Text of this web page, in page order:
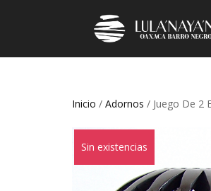
Inicio / Adornos / Juego De 2
Sin existencias